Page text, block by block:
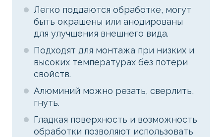
Легко поддаются обработке, могут
быть окрашены или анодированы
для улучшения внешнего вида.
Подходят для монтажа при низких и
высоких температурах без потери
свойств.
Алюминий можно резать, сверлить,
гнуть.
Гладкая поверхность и возможность
обработки позволяют использовать